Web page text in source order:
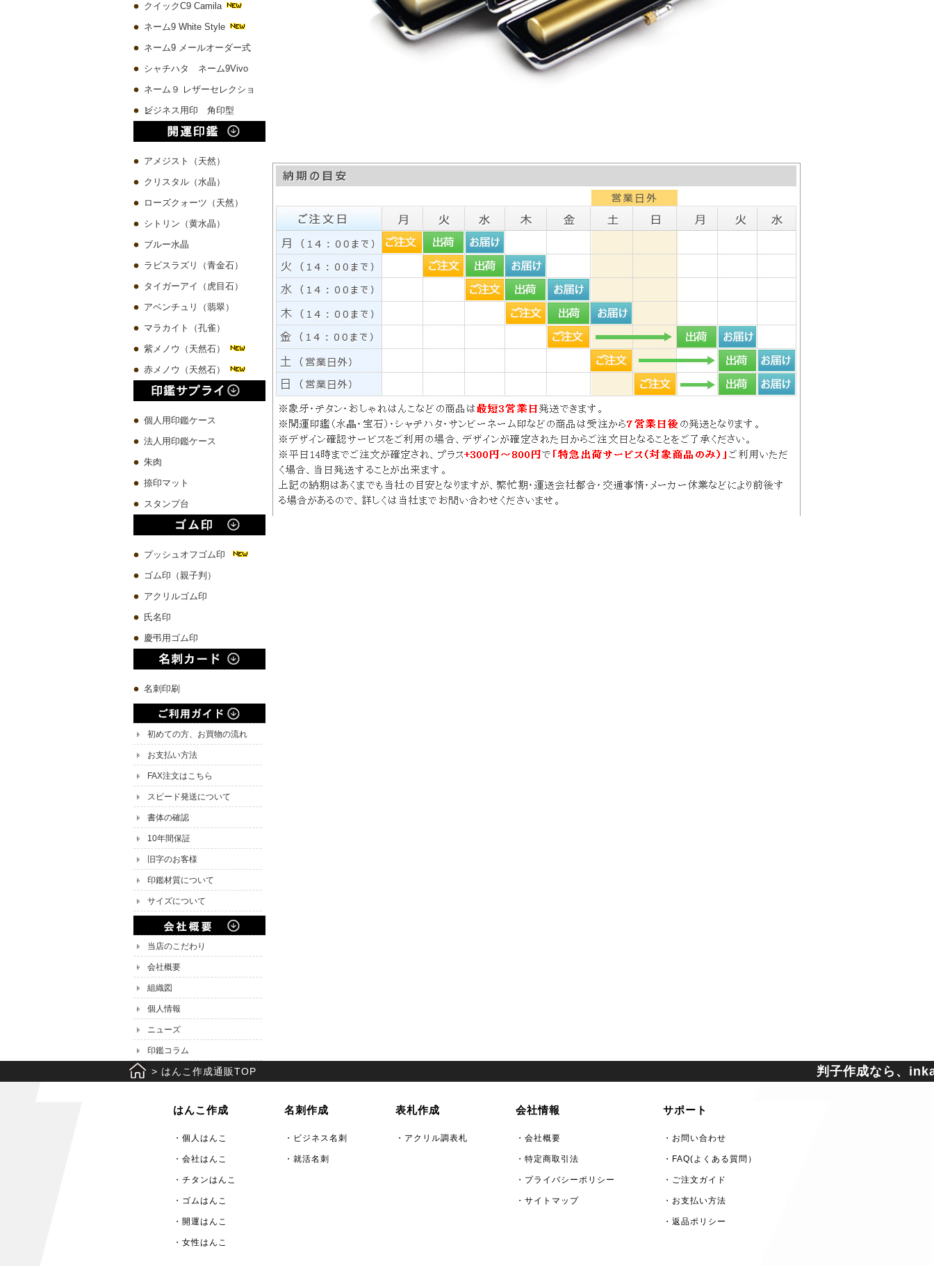
クイックC9 Camila
ネーム9 White Style
ネーム9 メールオーダー式
シャチハタ ネーム9Vivo
ネーム９ レザーセレクショ
ン
ビジネス用印 角印型
アメジスト（天然）
クリスタル（水晶）
ローズクォーツ（天然）
シトリン（黄水晶）
ブルー水晶
ラビスラズリ（青金石）
タイガーアイ（虎目石）
アベンチュリ（翡翠）
マラカイト（孔雀）
紫メノウ（天然石）
赤メノウ（天然石）
個人用印鑑ケース
法人用印鑑ケース
朱肉
捺印マット
スタンプ台
プッシュオフゴム印
ゴム印（親子判）
アクリルゴム印
氏名印
慶弔用ゴム印
名刺印刷
初めての方、お買物の流れ
お支払い方法
FAX注文はこちら
スピード発送について
書体の確認
10年間保証
旧字のお客様
印鑑材質について
サイズについて
当店のこだわり
会社概要
組織図
個人情報
ニューズ
印鑑コラム
> はんこ作成通販TOP 判子作成なら、
はんこ作成
・個人はんこ
・会社はんこ
・チタンはんこ
・ゴムはんこ
・開運はんこ
・女性はんこ
名刺作成
・ビジネス名刺
・就活名刺
表札作成
・アクリル調表札
会社情報
・会社概要
・特定商取引法
・プライバシーポリシー
・サイトマップ
サポート
・お問い合わせ
・FAQ(よくある質問）
・ご注文ガイド
・お支払い方法
・返品ポリシー